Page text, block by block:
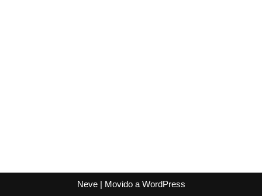
Neve| Movido a WordPress